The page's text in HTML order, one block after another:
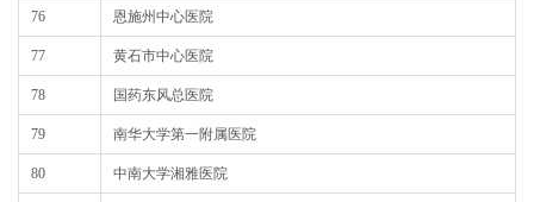
76 恩施州中心医院
77 黄石市中心医院
78 国药东风总医院
79 南华大学第一附属医院
80 中南大学湘雅医院